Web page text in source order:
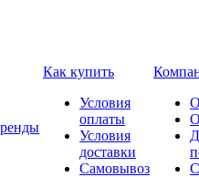
Как купить
Условия
оплаты
Условия
доставки
Самовывоз